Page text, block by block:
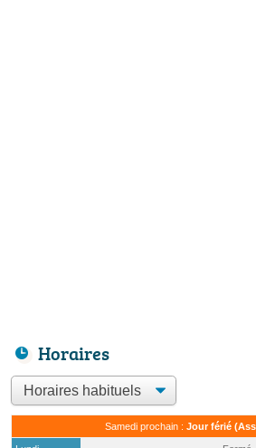
Horaires
Samedi prochain : Jour férié